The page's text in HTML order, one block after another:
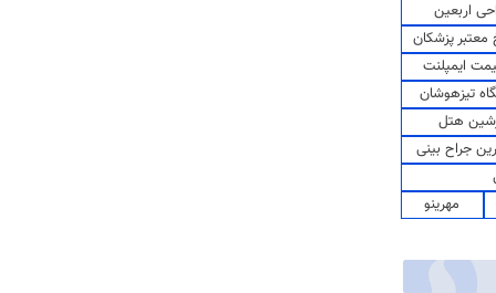
اربعین
پزشکان
ایمپلنت
تیزهوشان
هتل
جراح بینی
مهرینو